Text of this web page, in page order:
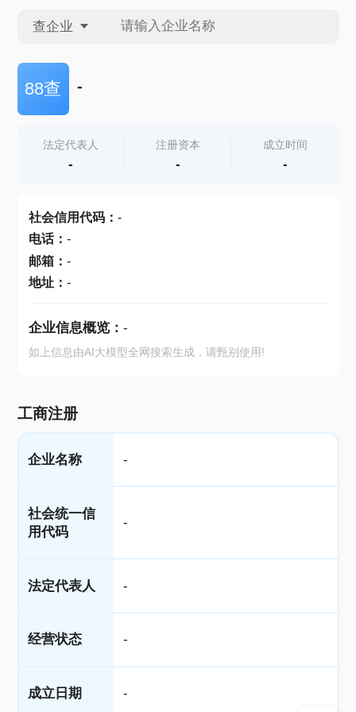
查企业
查企业
查产地
88查 -
法定代表人
-
注册资本
-
成立时间
-
社会信用代码： -
电话： -
邮箱： -
地址： -
企业信息概览： -
如上信息由AI大模型全网搜索生成，请甄别使用!
工商注册
企业名称 -
社会统一信
用代码
-
法定代表人 -
经营状态 -
成立日期 -